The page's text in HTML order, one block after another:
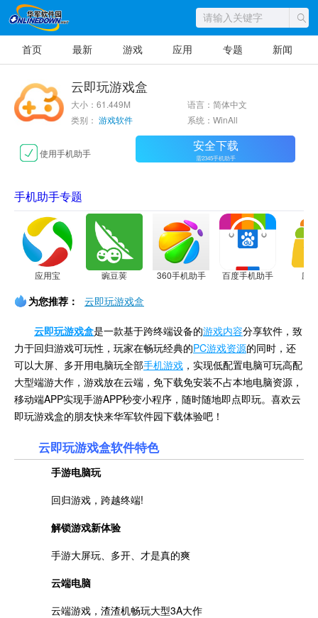
首页 最新 游戏 应用 专题 新闻
云即玩游戏盒
大小：61.449M
语言：简体中文
类别： 游戏软件 系统：WinAll
使用手机助手 安全下载
需2345手机助手
手机助手专题
应用宝 豌豆荚 360手机助手 百度手机助手 应
为您推荐： 云即玩游戏盒
云即玩游戏盒是一款基于跨终端设备的游戏内容分享软件，致
力于回归游戏可玩性，玩家在畅玩经典的PC游戏资源的同时，还
可以大屏、多开用电脑玩全部手机游戏 ，实现低配置电脑可玩高配
大型端游大作，游戏放在云端，免下载免安装不占本地电脑资源，
移动端APP实现手游APP秒变小程序，随时随地即点即玩。喜欢云
即玩游戏盒的朋友快来华军软件园下载体验吧！
云即玩游戏盒软件特色
手游电脑玩
回归游戏，跨越终端!
解锁游戏新体验
手游大屏玩、多开、才是真的爽
云端电脑
云端游戏，渣渣机畅玩大型3A大作